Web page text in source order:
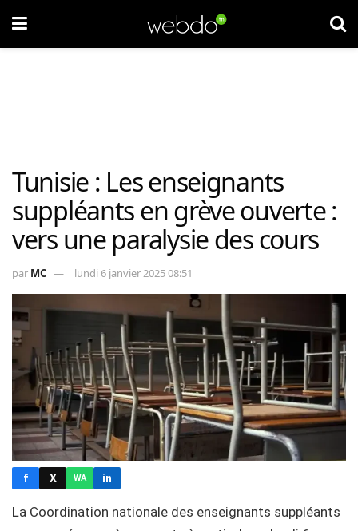
Tunisie : Les enseignants
suppléants en grève ouverte :
vers une paralysie des cours
par MC lundi 6 janvier 2025 08:51
f X WA in
La Coordination nationale des enseignants suppléants